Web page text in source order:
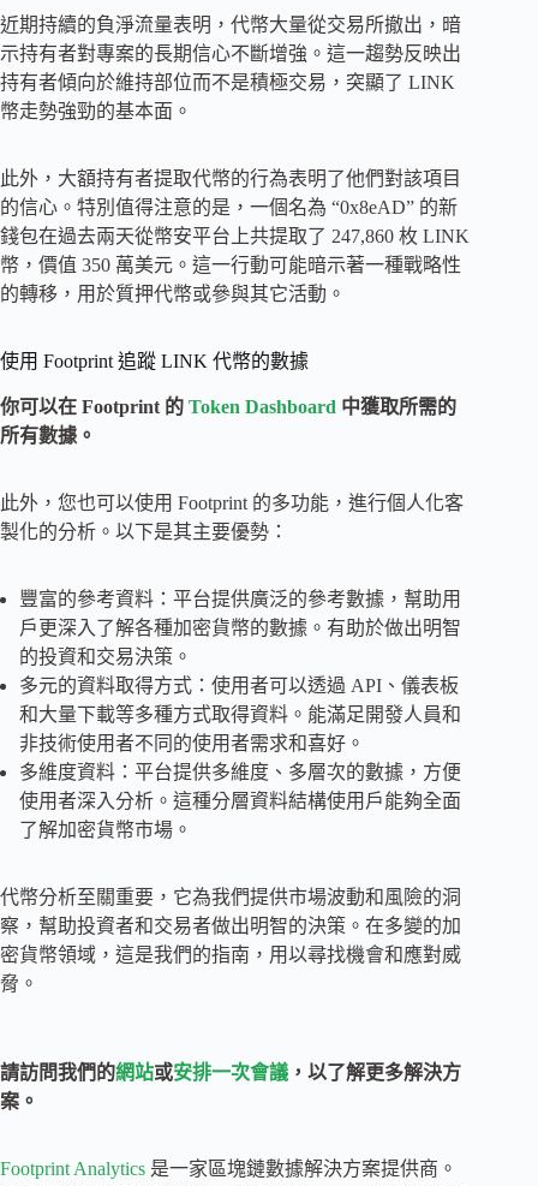
近期持續的負淨流量表明，代幣大量從交易所撤出，暗
示持有者對專案的長期信心不斷增強。這一趨勢反映出
持有者傾向於維持部位而不是積極交易，突顯了 LINK
幣走勢強勁的基本面。
此外，大額持有者提取代幣的行為表明了他們對該項目
的信心。特別值得注意的是，一個名為 “0x8eAD” 的新
錢包在過去兩天從幣安平台上共提取了 247,860 枚 LINK
幣，價值 350 萬美元。這一行動可能暗示著一種戰略性
的轉移，用於質押代幣或參與其它活動。
使用 Footprint 追蹤 LINK 代幣的數據
你可以在 Footprint 的 Token Dashboard 中獲取所需的
所有數據。
此外，您也可以使用 Footprint 的多功能，進行個人化客
製化的分析。以下是其主要優勢：
豐富的參考資料：平台提供廣泛的參考數據，幫助用
戶更深入了解各種加密貨幣的數據。有助於做出明智
的投資和交易決策。
多元的資料取得方式：使用者可以透過 API、儀表板
和大量下載等多種方式取得資料。能滿足開發人員和
非技術使用者不同的使用者需求和喜好。
多維度資料：平台提供多維度、多層次的數據，方便
使用者深入分析。這種分層資料結構使用戶能夠全面
了解加密貨幣市場。
代幣分析至關重要，它為我們提供市場波動和風險的洞
察，幫助投資者和交易者做出明智的決策。在多變的加
密貨幣領域，這是我們的指南，用以尋找機會和應對威
脅。
請訪問我們的網站或安排一次會議 ，以了解更多解決方
案。
Footprint Analytics 是一家區塊鏈數據解決方案提供商。